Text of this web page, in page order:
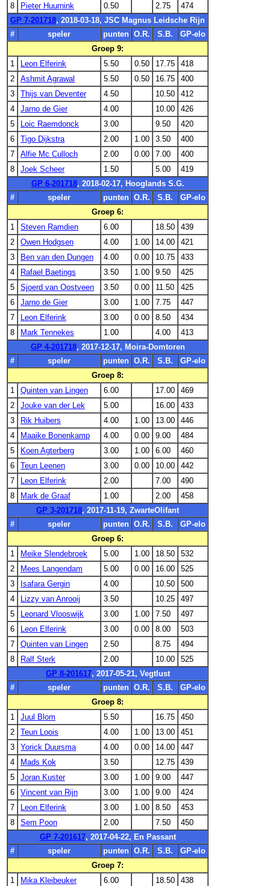
8 Pieter Huurnink 0.50 2.75
474
GP 7-201718, 2018-03-18, JSC Magnus Leidsche Rijn
#
speler punten O.R. S.B.
GP-elo
Groep 9:
1
Leon Elferink 5.50 0.50 17.75
418
2
Ashmit Agrawal 5.50 0.50 16.75
400
3
Thijs van Deventer 4.50 10.50
412
4
Jarno de Gier 4.00 10.00
426
5
Loic Raemdonck 3.00 9.50
420
6
Tigo Dijkstra 2.00 1.00 3.50
400
7
Alfie Mc Culloch 2.00 0.00 7.00
400
8
Joek Scheer 1.50 5.00
419
GP 6-201718, 2018-02-17, Hooglands S.G.
#
speler punten O.R. S.B.
GP-elo
Groep 6:
1
Steven Ramdien 6.00 18.50
439
2
Owen Hodgsen 4.00 1.00 14.00
421
3
Ben van den Dungen 4.00 0.00 10.75
433
4
Rafael Baetings 3.50 1.00 9.50
425
5
Sjoerd van Oostveen 3.50 0.00 11.50
425
6
Jarno de Gier 3.00 1.00 7.75
447
7
Leon Elferink 3.00 0.00 8.50
434
8
Mark Tennekes 1.00 4.00
413
GP 4-201718, 2017-12-17, Moira-Domtoren
#
speler punten O.R. S.B.
GP-elo
Groep 8:
1
Quinten van Lingen 6.00 17.00
469
2
Jouke van der Lek 5.00 16.00
433
3
Rik Huibers 4.00 1.00 13.00
446
4
Maaike Bonenkamp 4.00 0.00 9.00
484
5
Koen Agterberg 3.00 1.00 6.00
460
6
Teun Leenen 3.00 0.00 10.00
442
7
Leon Elferink 2.00 7.00
490
8
Mark de Graaf 1.00 2.00
458
GP 3-201718, 2017-11-19, ZwarteOlifant
#
speler punten O.R. S.B.
GP-elo
Groep 6:
1
Meike Slendebroek 5.00 1.00 18.50
532
2
Mees Langendam 5.00 0.00 16.00
525
3
Isafara Gergin 4.00 10.50
500
4
Lizzy van Anrooij 3.50 10.25
497
5
Leonard Vlooswijk 3.00 1.00 7.50
497
6
Leon Elferink 3.00 0.00 8.00
503
7
Quinten van Lingen 2.50 8.75
494
8
Ralf Sterk 2.00 10.00
525
GP 8-201617, 2017-05-21, Vegtlust
#
speler punten O.R. S.B.
GP-elo
Groep 8:
1
Juul Blom 5.50 16.75
450
2
Teun Loois 4.00 1.00 13.00
451
3
Yorick Duursma 4.00 0.00 14.00
447
4
Mads Kok 3.50 12.75
439
5
Joran Kuster 3.00 1.00 9.00
447
6
Vincent van Rijn 3.00 1.00 9.00
424
7
Leon Elferink 3.00 1.00 8.50
453
8
Sem Poon 2.00 7.50
450
GP 7-201617, 2017-04-22, En Passant
#
speler punten O.R. S.B.
GP-elo
Groep 7:
1
Mika Kleibeuker 6.00 18.50
438